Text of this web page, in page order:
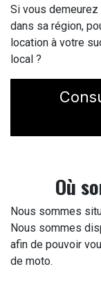
Si vous demeurez
dans sa région,
location à votre
local ?
Où
Nous sommes
Nous sommes
afin de pouvoir
de moto.